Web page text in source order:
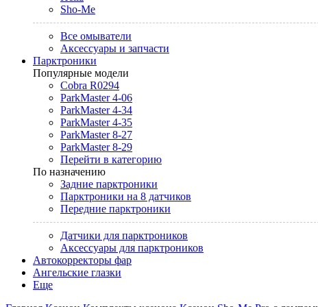
Sho-Me
Все омыватели
Аксессуары и запчасти
Парктроники
Популярные модели
Cobra R0294
ParkMaster 4-06
ParkMaster 4-34
ParkMaster 4-35
ParkMaster 8-27
ParkMaster 8-29
Перейти в категорию
По назначению
Задние парктроники
Парктроники на 8 датчиков
Передние парктроники
Датчики для парктроников
Аксессуары для парктроников
Автокорректоры фар
Ангельские глазки
Еще